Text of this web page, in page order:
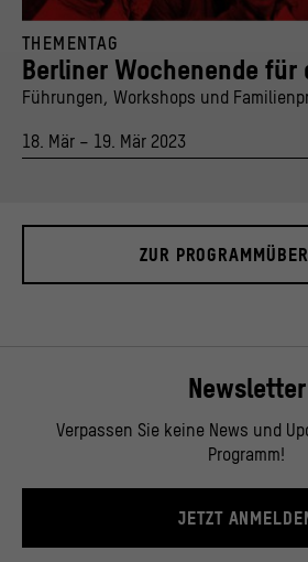
THEMENTAG
Berliner Wochenende für
Führungen, Workshops und
18. Mär – 19. Mär 2023
ZUR
Newsletter
Verpassen Sie keine News und
Programm!
JETZT